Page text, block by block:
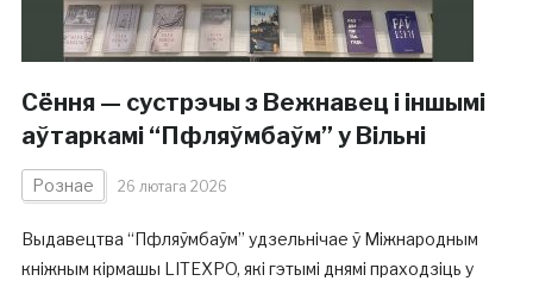
Сёння — сустрэчы з Вежнавец і іншымі
аўтаркамі “Пфляўмбаўм” у Вільні
Рознае 26 лютага 2026
Выдавецтва “Пфляўмбаўм” удзельнічае ў Міжнародным
кніжным кірмашы LITEXPO, які гэтымі днямі праходзіць у